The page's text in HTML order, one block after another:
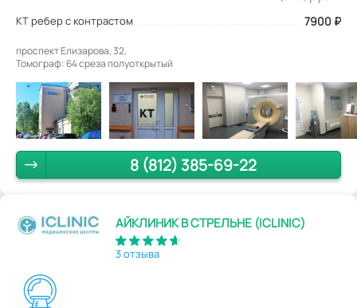
КТ ребер с контрастом 7900 ₽
проспект Елизарова, 32.
Томограф: 64 среза полуоткрытый
8 (812) 385-69-22
АЙКЛИНИК В СТРЕЛЬНЕ (ICLINIC)
3 отзыва